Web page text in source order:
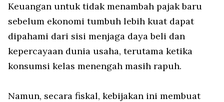
Keuangan untuk tidak menambah pajak baru
sebelum ekonomi tumbuh lebih kuat dapat
dipahami dari sisi menjaga daya beli dan
kepercayaan dunia usaha, terutama ketika
konsumsi kelas menengah masih rapuh.
Namun, secara fiskal, kebijakan ini membuat